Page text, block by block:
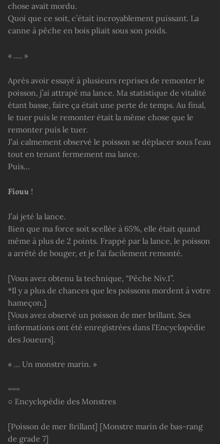
chose avait mordu.
Quoi que ce soit, c’était incroyablement puissant. La
canne à pêche en bois pliait sous son poids.
« …. »
Après avoir essayé à plusieurs reprises de remonter le
poisson, j’ai attrapé ma lance. Ma statistique de vitalité
étant basse, faire ça était une perte de temps. Au final,
le tuer puis le remonter était la même chose que le
remonter puis le tuer.
J’ai calmement observé le poisson se déplacer sous l’eau
tout en tenant fermement ma lance.
Puis…
Fiouu !
J’ai jeté la lance.
Bien que ma force soit scellée à 65%, elle était quand
même à plus de 2 points. Frappé par la lance, le poisson
a arrêté de bouger, et je l’ai facilement remonté.
[Vous avez obtenu la technique, “Pêche Niv.1”.
*Il y a plus de chances que les poissons mordent à votre
hameçon.]
[Vous avez observé un poisson de mer brillant. Ses
informations ont été enregistrées dans l’Encyclopédie
des Joueurs].
« … Un monstre marin. »
===
○ Encyclopédie des Monstres
[Poisson de mer Brillant] [Monstre marin de bas-rang
de grade 7]